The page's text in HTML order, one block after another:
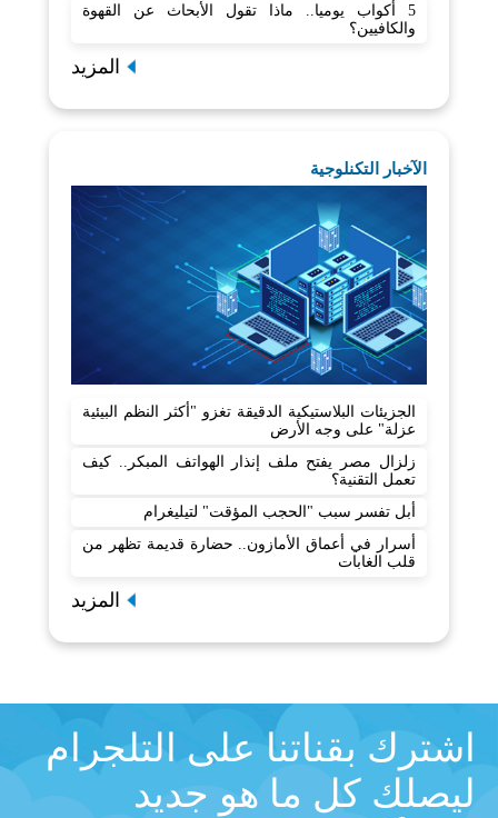
5 أكواب يوميا.. ماذا تقول الأبحاث عن القهوة
والكافيين؟
المزيد
الآخبار التكنلوجية
الجزيئات البلاستيكية الدقيقة تغزو "أكثر النظم البيئية
عزلة" على وجه الأرض
زلزال مصر يفتح ملف إنذار الهواتف المبكر.. كيف
تعمل التقنية؟
أبل تفسر سبب "الحجب المؤقت" لتيليغرام
أسرار في أعماق الأمازون.. حضارة قديمة تظهر من
قلب الغابات
المزيد
اشترك بقناتنا على التلجرام
ليصلك كل ما هو جديد